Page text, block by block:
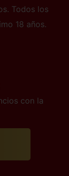
Todos los
18 años.
con la